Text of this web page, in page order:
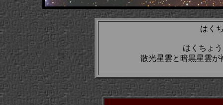
はく
はくちょ
散光星雲と暗黒星雲